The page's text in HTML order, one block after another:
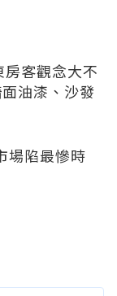
客觀念大不
油漆、沙發
場陷最慘時